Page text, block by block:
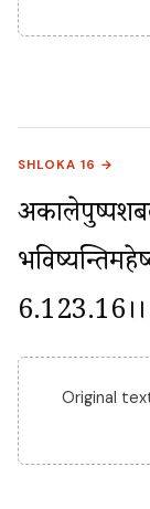
SHLOKA 16 →
6.123.16।।
Original